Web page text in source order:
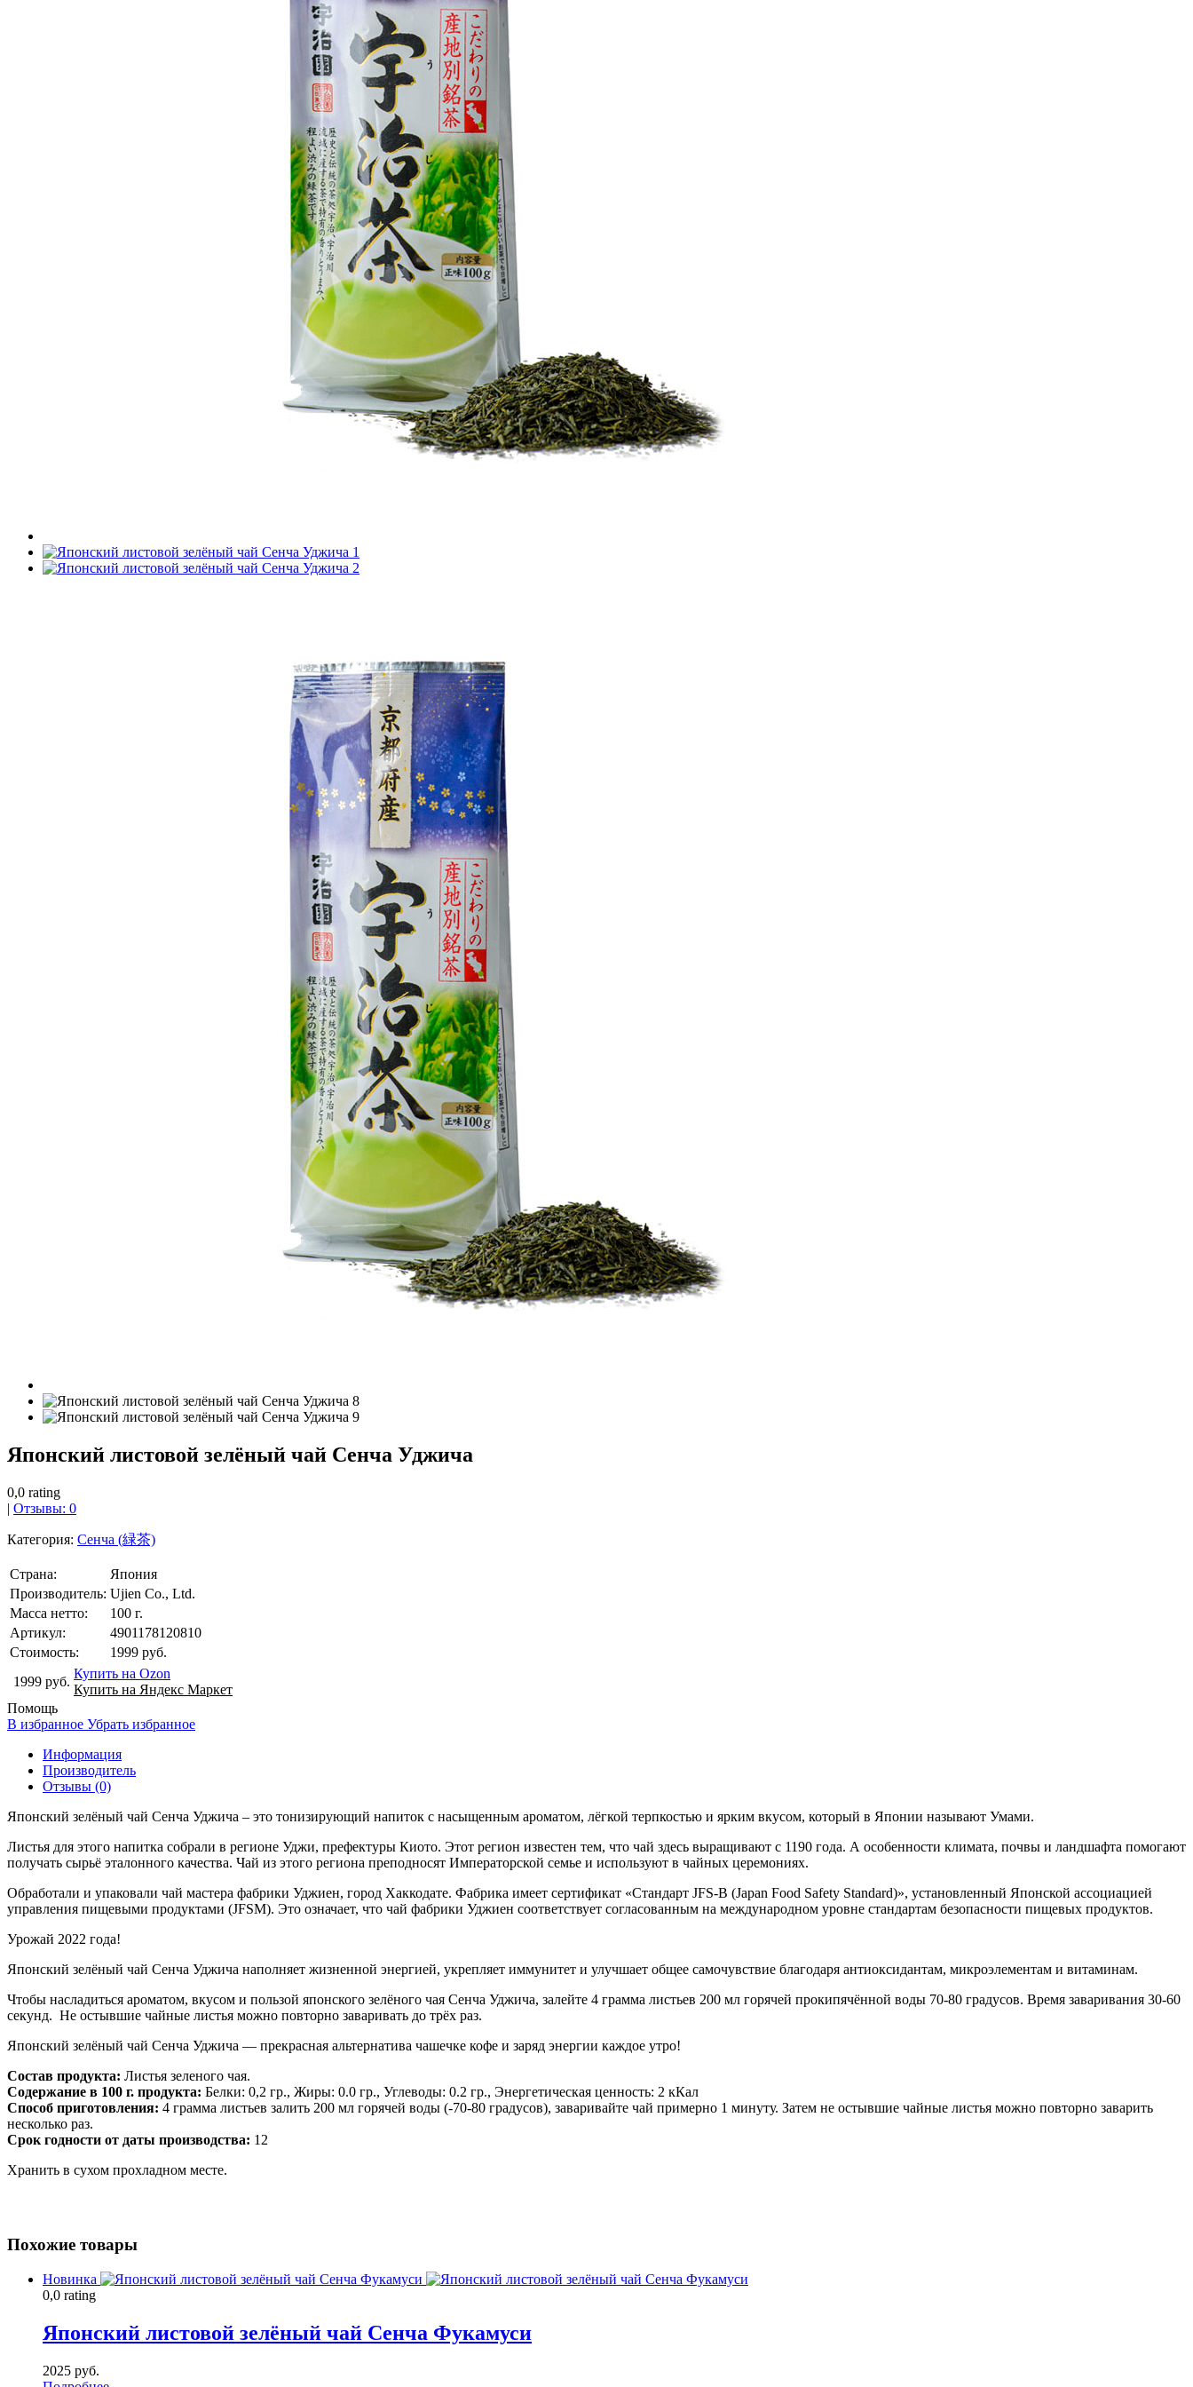
Японский листовой зелёный чай Сенча Уджича
0,0 rating
| Отзывы: 0
Категория: Сенча (緑茶)
Страна:
Япония
Производитель: Ujien Co., Ltd.
Масса нетто:
100 г.
Артикул:
4901178120810
Стоимость:
1999 руб.
1999 руб.
Купить на Ozon
Купить на Яндекс Маркет
Помощь
В избранное Убрать избранное
Информация
Производитель
Отзывы (0)
Японский зелёный чай Сенча Уджича – это тонизирующий напиток с насыщенным ароматом, лёгкой терпкостью и ярким вкусом, который в Японии называют Умами.
Листья для этого напитка собрали в регионе Уджи, префектуры Киото. Этот регион известен тем, что чай здесь выращивают с 1190 года. А особенности климата, почвы и ландшафта помогают
получать сырьё эталонного качества. Чай из этого региона преподносят Императорской семье и используют в чайных церемониях.
Обработали и упаковали чай мастера фабрики Уджиен, город Хаккодате. Фабрика имеет сертификат «Стандарт JFS-B (Japan Food Safety Standard)», установленный Японской ассоциацией
управления пищевыми продуктами (JFSM). Это означает, что чай фабрики Уджиен соответствует согласованным на международном уровне стандартам безопасности пищевых продуктов.
Урожай 2022 года!
Японский зелёный чай Сенча Уджича наполняет жизненной энергией, укрепляет иммунитет и улучшает общее самочувствие благодаря антиоксидантам, микроэлементам и витаминам.
Чтобы насладиться ароматом, вкусом и пользой японского зелёного чая Сенча Уджича, залейте 4 грамма листьев 200 мл горячей прокипячённой воды 70-80 градусов. Время заваривания 30-60
секунд. Не остывшие чайные листья можно повторно заваривать до трёх раз.
Японский зелёный чай Сенча Уджича — прекрасная альтернатива чашечке кофе и заряд энергии каждое утро!
Состав продукта: Листья зеленого чая.
Содержание в 100 г. продукта: Белки: 0,2 гр., Жиры: 0.0 гр., Углеводы: 0.2 гр., Энергетическая ценность: 2 кКал
Способ приготовления: 4 грамма листьев залить 200 мл горячей воды (-70-80 градусов), заваривайте чай примерно 1 минуту. Затем не остывшие чайные листья можно повторно заварить
несколько раз.
Срок годности от даты производства: 12
Хранить в сухом прохладном месте.
Похожие товары
Новинка
0,0 rating
Японский листовой зелёный чай Сенча Фукамуси
2025 руб.